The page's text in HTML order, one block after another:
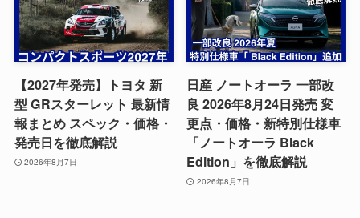
【2027年発売】トヨタ 新
型 GRスターレット 最新情
報まとめ スペック・価格・
発売日を徹底解説
2026年8月7日
日産 ノートオーラ 一部改
良 2026年8月24日発売 変
更点・価格・新特別仕様車
「ノートオーラ Black
Edition」を徹底解説
2026年8月7日